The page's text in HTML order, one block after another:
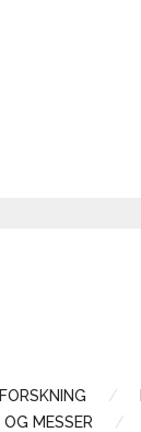
FORSKNING
OG MESSER